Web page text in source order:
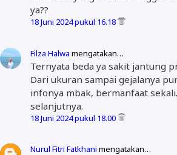
ya??
18 Juni 2024 pukul 16.18
Filza Halwa mengatakan…
Ternyata beda ya sakit jantung
Dari ukuran sampai gejalanya
infonya mbak, bermanfaat
selanjutnya.
18 Juni 2024 pukul 18.00
Nurul Fitri Fatkhani mengatakan…